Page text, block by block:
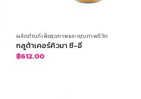
ผลิตภัณฑ์เพื่อสุขภาพและคุณภาพชีวิต
กลูต้าเคอร์คิวมา ซี-อี
฿612.00